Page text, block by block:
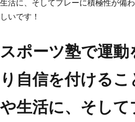
スポーツ塾で運
り自信を付ける
や生活に、そし